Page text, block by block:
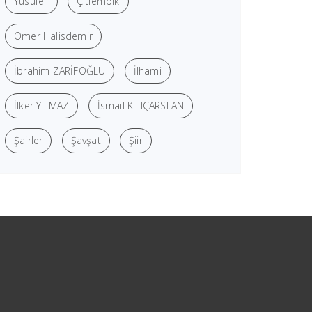
Ömer Halisdemir
İbrahim ZARİFOĞLU İlhami
İlker YILMAZ İsmail KILIÇARSLAN
Şairler Şavşat Şiir